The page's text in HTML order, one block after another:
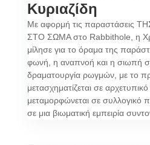
Κυριαζίδη
Με αφορμή τις παραστάσεις
ΣΤΟ ΣΩΜΑ στο Rabbithole, η
μίλησε για το όραμα της
φωνή, η αναπνοή και η σιωπή
δραματουργία ρωγμών, με το
μετασχηματίζεται σε
μεταμορφώνεται σε συλλογικό
σε μια βιωματική εμπειρία